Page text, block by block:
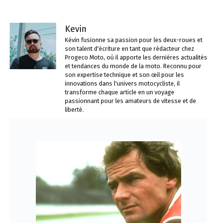
Kevin
Kévin fusionne sa passion pour les deux-roues et
son talent d'écriture en tant que rédacteur chez
Progeco Moto, où il apporte les dernières actualités
et tendances du monde de la moto. Reconnu pour
son expertise technique et son œil pour les
innovations dans l'univers motocycliste, il
transforme chaque article en un voyage
passionnant pour les amateurs de vitesse et de
liberté.